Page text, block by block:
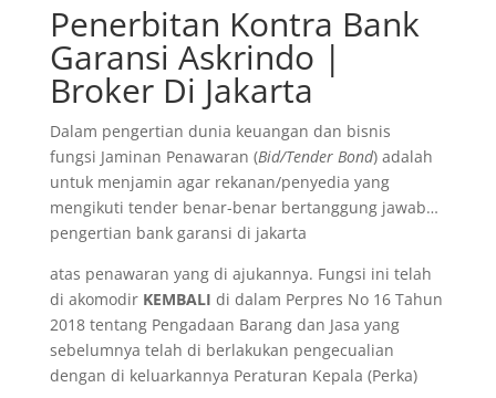
Penerbitan Kontra Bank
Garansi Askrindo |
Broker Di Jakarta
Dalam pengertian dunia keuangan dan bisnis
fungsi Jaminan Penawaran (Bid/Tender Bond) adalah
untuk menjamin agar rekanan/penyedia yang
mengikuti tender benar-benar bertanggung jawab…
pengertian bank garansi di jakarta
atas penawaran yang di ajukannya. Fungsi ini telah
di akomodir KEMBALI di dalam Perpres No 16 Tahun
2018 tentang Pengadaan Barang dan Jasa yang
sebelumnya telah di berlakukan pengecualian
dengan di keluarkannya Peraturan Kepala (Perka)